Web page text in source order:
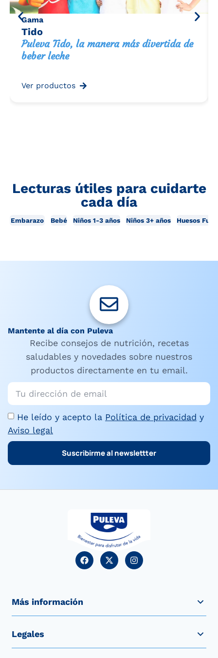
Gama
Tido
Puleva Tido, la manera más divertida de
beber leche
Ver productos
Lecturas útiles para cuidarte
cada día
Embarazo Bebé Niños 1-3 años Niños 3+ años Huesos
Mantente al día con Puleva
Recibe consejos de nutrición, recetas
saludables y novedades sobre nuestros
productos directamente en tu email.
He leído y acepto la Política de privacidad y
Aviso legal
Suscribirme al newslettter
Más información
Legales